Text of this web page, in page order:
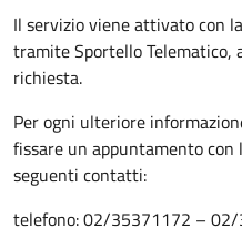
Il servizio viene attivato con
tramite Sportello Telematico,
richiesta.
Per ogni ulteriore
fissare un appuntamento con
seguenti contatti:
telefono: 02/35371172 –